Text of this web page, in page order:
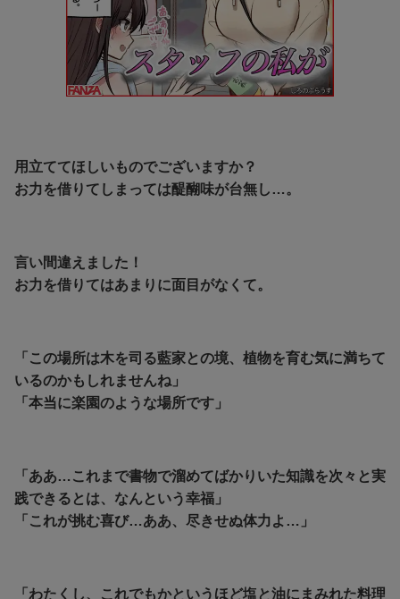
用立ててほしいものでございますか？
お力を借りてしまっては醍醐味が台無し…。
言い間違えました！
お力を借りてはあまりに面目がなくて。
「この場所は木を司る藍家との境、植物を育む気に満ちて
いるのかもしれませんね」
「本当に楽園のような場所です」
「ああ…これまで書物で溜めてばかりいた知識を次々と実
践できるとは、なんという幸福」
「これが挑む喜び…ああ、尽きせぬ体力よ…」
「わたくし、これでもかというほど塩と油にまみれた料理